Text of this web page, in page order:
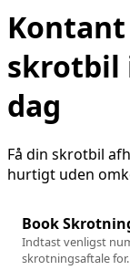
skrotbil
dag
Få din skrotbil
hurtigt uden
Book
Indtast venligst
skrotningsaftale for.